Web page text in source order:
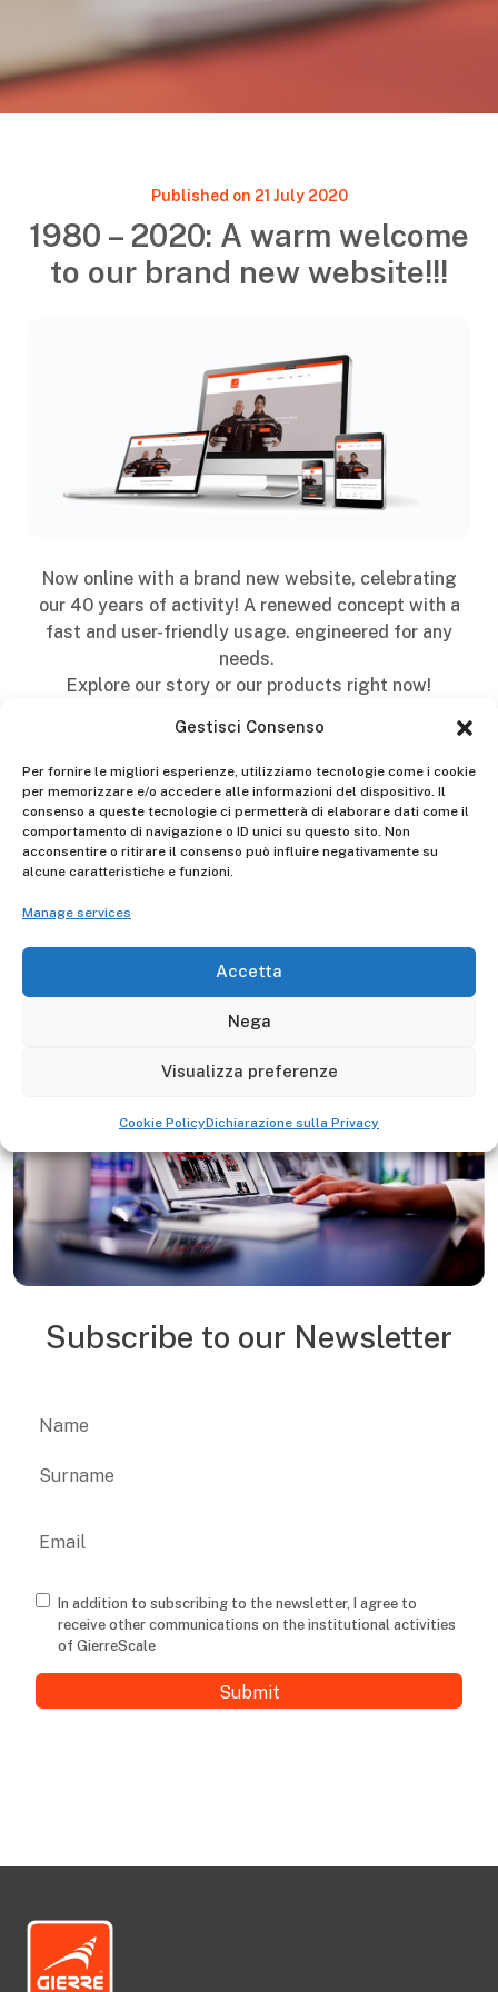
Gestisci Consenso
Per fornire le migliori esperienze, utilizziamo tecnologie come i cookie
per memorizzare e/o accedere alle informazioni del dispositivo. Il
consenso a queste tecnologie ci permetterà di elaborare dati come il
comportamento di navigazione o ID unici su questo sito. Non
acconsentire o ritirare il consenso può influire negativamente su
alcune caratteristiche e funzioni.
Manage services
Accetta
Nega
Visualizza preferenze
Cookie PolicyDichiarazione sulla Privacy
Published on 21 July 2020
1980 – 2020: A warm welcome
to our brand new website!!!
Now online with a brand new website, celebrating
our 40 years of activity! A renewed concept with a
fast and user-friendly usage. engineered for any
needs.
Explore our story or our products right now!
Subscribe to our Newsletter
Name
Email
Consenso
In addition to subscribing to the newsletter, I agree to
receive other communications on the institutional activities
of GierreScale